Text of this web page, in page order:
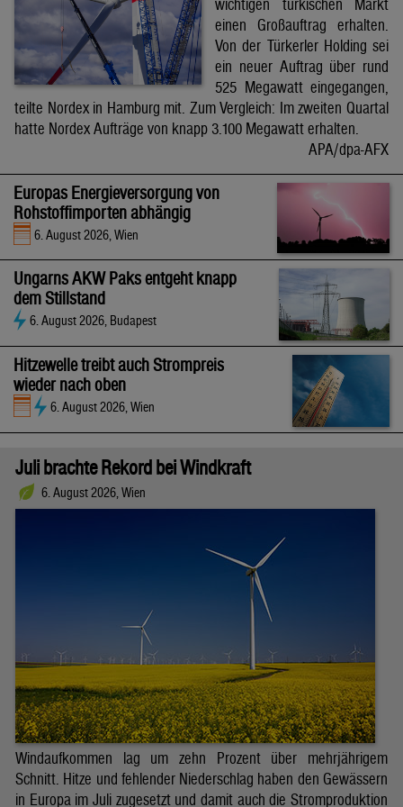
wichtigen türkischen Markt
einen Großauftrag erhalten.
Von der Türkerler Holding sei
ein neuer Auftrag über rund
525 Megawatt eingegangen,
teilte Nordex in Hamburg mit. Zum Vergleich: Im zweiten Quartal
hatte Nordex Aufträge von knapp 3.100 Megawatt erhalten.
APA/dpa-AFX
Europas Energieversorgung von
Rohstoffimporten abhängig
6. August 2026, Wien
Ungarns AKW Paks entgeht knapp
dem Stillstand
6. August 2026, Budapest
Hitzewelle treibt auch Strompreis
wieder nach oben
6. August 2026, Wien
Juli brachte Rekord bei Windkraft
6. August 2026, Wien
Windaufkommen lag um zehn Prozent über mehrjährigem
Schnitt. Hitze und fehlender Niederschlag haben den Gewässern
in Europa im Juli zugesetzt und damit auch die Stromproduktion